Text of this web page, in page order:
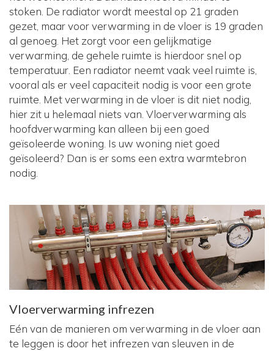
stoken. De radiator wordt meestal op 21 graden
gezet, maar voor verwarming in de vloer is 19 graden
al genoeg. Het zorgt voor een gelijkmatige
verwarming, de gehele ruimte is hierdoor snel op
temperatuur. Een radiator neemt vaak veel ruimte is,
vooral als er veel capaciteit nodig is voor een grote
ruimte. Met verwarming in de vloer is dit niet nodig,
hier zit u helemaal niets van. Vloerverwarming als
hoofdverwarming kan alleen bij een goed
geïsoleerde woning. Is uw woning niet goed
geïsoleerd? Dan is er soms een extra warmtebron
nodig.
Vloerverwarming infrezen
Eén van de manieren om verwarming in de vloer aan
te leggen is door het infrezen van sleuven in de